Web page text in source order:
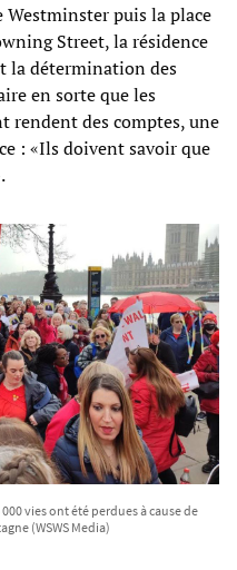
Westminster puis la place
Street, la résidence
la détermination des
en sorte que les
rendent des comptes, une
: «Ils doivent savoir que
vies ont été perdues à cause de
(WSWS Media)